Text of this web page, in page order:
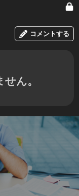
コメントする
ん。